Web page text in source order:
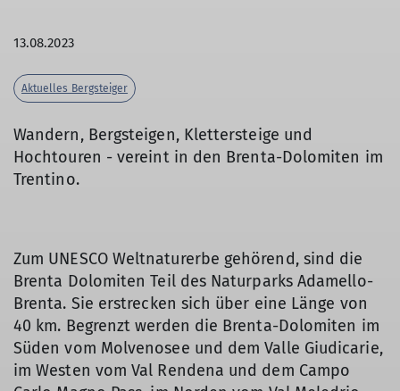
13.08.2023
Aktuelles Bergsteiger
Wandern, Bergsteigen, Klettersteige und
Hochtouren - vereint in den Brenta-Dolomiten im
Trentino.
Zum UNESCO Weltnaturerbe gehörend, sind die
Brenta Dolomiten Teil des Naturparks Adamello-
Brenta. Sie erstrecken sich über eine Länge von
40 km. Begrenzt werden die Brenta-Dolomiten im
Süden vom Molvenosee und dem Valle Giudicarie,
im Westen vom Val Rendena und dem Campo